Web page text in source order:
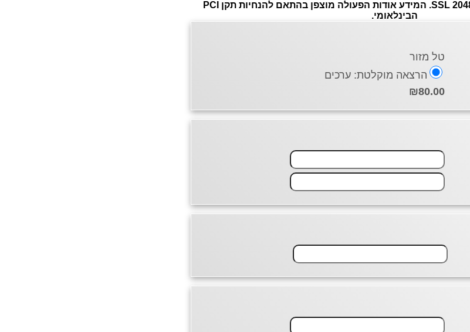
דף זה מאובטח בהצפנת SSL 2048bit. המידע אודות הפעולה מוצפן בהתאם להנחיות תקן PCI
הבינלאומי.
טל מזור
הרצאה מוקלטת: ערכים
₪80.00